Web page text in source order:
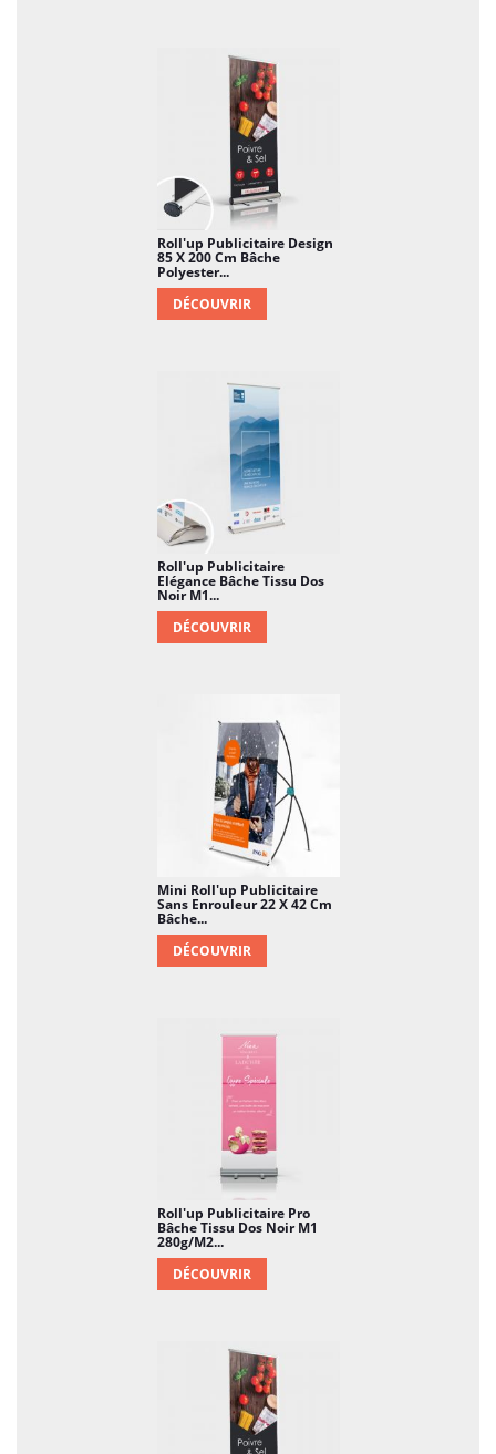
efficace de capter l'attention de votre public
Roll'up Publicitaire Design
85 X 200 Cm Bâche
Polyester...
DÉCOUVRIR
Roll'up Publicitaire
Elégance Bâche Tissu Dos
Noir M1...
DÉCOUVRIR
Mini Roll'up Publicitaire
Sans Enrouleur 22 X 42 Cm
Bâche...
DÉCOUVRIR
Roll'up Publicitaire Pro
Bâche Tissu Dos Noir M1
280g/m2...
DÉCOUVRIR